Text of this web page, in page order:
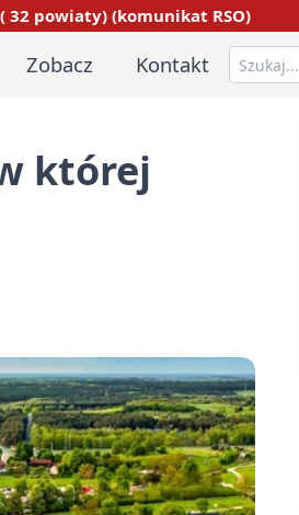
32 powiaty) (komunikat RSO)
Zobacz Kontakt
której